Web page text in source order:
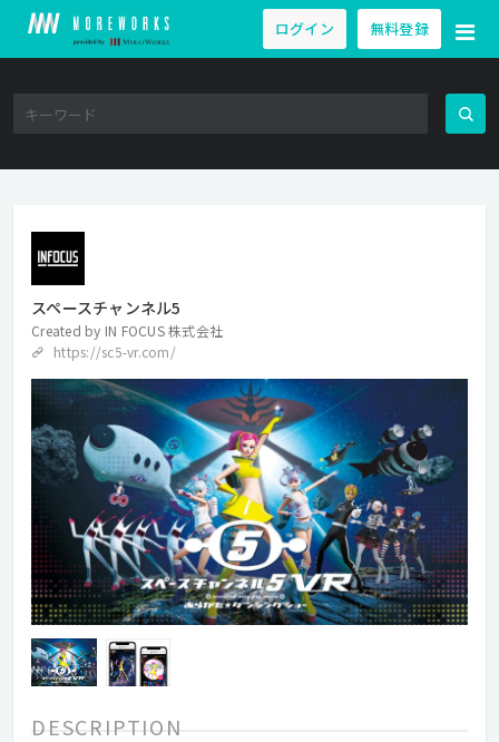
ログイン 無料登録
スペースチャンネル5
Created by IN FOCUS 株式会社
https://sc5-vr.com/
DESCRIPTION